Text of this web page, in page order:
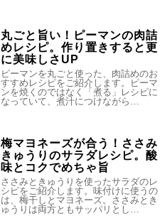
丸ごと旨い！ピーマンの肉詰
めレシピ。作り置きすると更
に美味しさUP
ピーマンを丸ごと使った、肉詰めのお
すすめレシピをご紹介します。ピーマ
ンを焼くのではなく「煮る」レシピに
なっていて、煮汁につけながら…
梅マヨネーズが合う！ささみ
きゅうりのサラダレシピ。酸
味とコクでめちゃ旨
ささみときゅうりを使ったサラダのレ
シピをご紹介します。味付けに使うの
は、梅干しとマヨネーズ。ささみとき
ゅうりは両方ともサッパリとし…